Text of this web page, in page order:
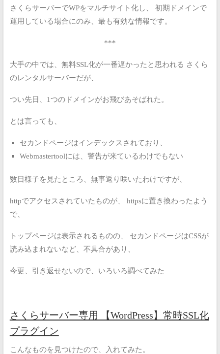
さくらサーバーでWPをマルチサイト化し、
初期ドメインで
運用している場合にのみ、最も有効な情報です。
***
大手の中では、無料SSL化が一番遅かったと思われる さくら
のレンタルサーバーだが、
つい先日、1つのドメインがお飛びあそばれた。
とは言っても、
セカンドページはインデックスされており、
Webmastertoolには、警告が来ているわけでもない
数日様子を見たところ、無事返り咲いたわけですが、
httpでアクセスされていたものが、
httpsに置き換わったよう
で、
トップページは表示されるものの、
セカンドページはCSSが
読み込まれないなど、不具合があり、
今更、引き返せないので、いろいろ調べてみた
さくらサーバー専用 【WordPress】常時SSL化
プラグイン
こんなものを見つけたので、入れてみた。